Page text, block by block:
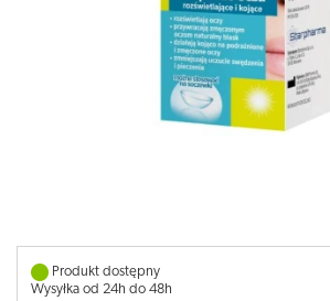
Produkt dostępny
Wysyłka od 24h do 48h